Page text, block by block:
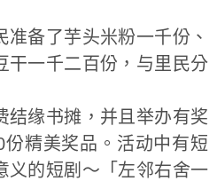
准备了芋头米粉一千份、
干一千二百份，与里民分
结缘书摊，并且举办有奖
精美奖品。活动中有短
义的短剧～「左邻右舍一